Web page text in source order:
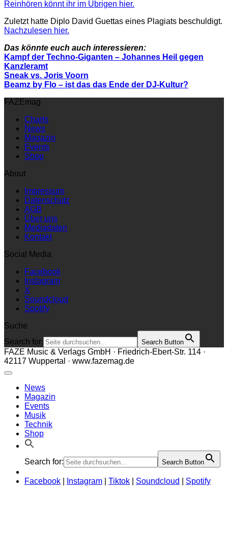
Reinhören könnt ihr im Übrigen hier.
Zuletzt hatte Diplo David Guettas eines Plagiats beschuldigt.
Nachzulesen hier.
Das könnte euch auch interessieren:
Kampf der Techno-Giganten – Johannes Heil gegen
Kanzleramt
Sneak vs. Joris Voorn
Beamz by Flo – ist das das Ende der DJ-Kultur?
FAZEmag
Charts
News
Magazin
Events
Shop
About
Impressum
Datenschutz
AGB
Über uns
Mediadaten
Kontakt
Social Media
Facebook
Instagram
X
Soundcloud
Spotify
Suche
Search for:
Search Button
FAZE Music & Verlags GmbH · Friedrich-Ebert-Str. 114 ·
42117 Wuppertal · www.fazemag.de
News
Magazin
Events
Musik
Technik
Shop
Search for: Search Button
Facebook Instagram Tiktok Soundcloud Spotify